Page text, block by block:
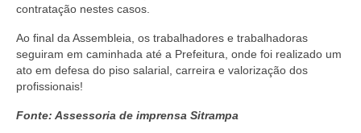
contratação nestes casos.
Ao final da Assembleia, os trabalhadores e trabalhadoras
seguiram em caminhada até a Prefeitura, onde foi realizado um
ato em defesa do piso salarial, carreira e valorização dos
profissionais!
Fonte: Assessoria de imprensa Sitrampa